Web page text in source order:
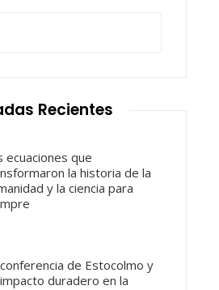
Recientes
ecuaciones que
la historia de la
y la ciencia para
de Estocolmo y
duradero en la